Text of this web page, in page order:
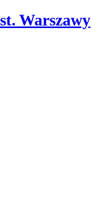
Warszawy